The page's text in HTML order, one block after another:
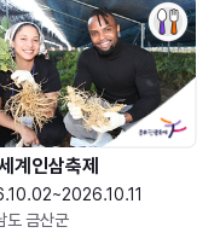
계인삼축제
도 금산군